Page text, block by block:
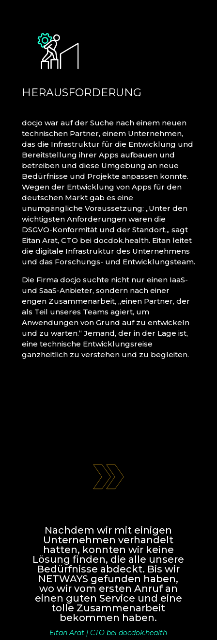
HERAUSFORDERUNG
docjo war auf der Suche nach einem neuen
technischen Partner, einem Unternehmen,
das die Infrastruktur für die Entwicklung und
Bereitstellung ihrer Apps aufbauen und
betreiben und diese Umgebung an neue
Bedürfnisse und Projekte anpassen konnte.
Wegen der Entwicklung von Apps für den
deutschen Markt gab es eine
unumgängliche Voraussetzung: „Unter den
wichtigsten Anforderungen waren die
DSGVO-Konformität und der Standort„, sagt
Eitan Arat, CTO bei docdok.health. Eitan leitet
die digitale Infrastruktur des Unternehmens
und das Forschungs- und Entwicklungsteam.
Die Firma docjo suchte nicht nur einen IaaS-
und SaaS-Anbieter, sondern nach einer
engen Zusammenarbeit, „einen Partner, der
als Teil unseres Teams agiert, um
Anwendungen von Grund auf zu entwickeln
und zu warten.“ Jemand, der in der Lage ist,
eine technische Entwicklungsreise
ganzheitlich zu verstehen und zu begleiten.
Nachdem wir mit einigen
Unternehmen verhandelt
hatten, konnten wir keine
Lösung finden, die alle unsere
Bedürfnisse abdeckt. Bis wir
NETWAYS gefunden haben,
wo wir vom ersten Anruf an
einen guten Service und eine
tolle Zusammenarbeit
bekommen haben.
Eitan Arat | CTO bei docdok.health